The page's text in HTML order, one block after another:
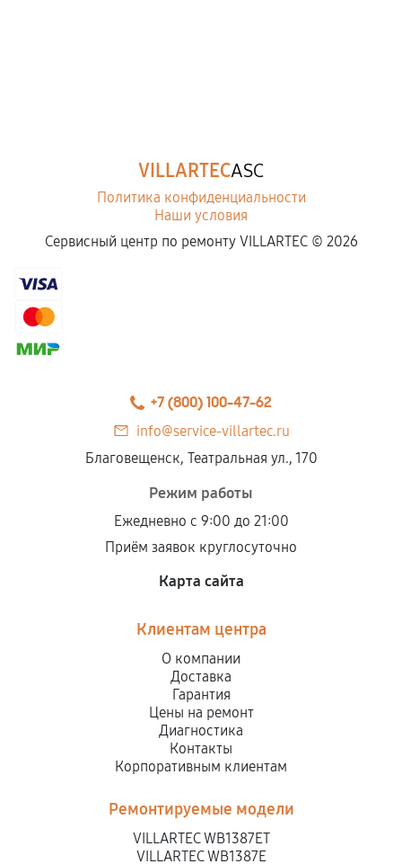
VILLARTECASC
Политика конфиденциальности
Наши условия
Сервисный центр по ремонту VILLARTEC © 2026
+7 (800) 100-47-62
info@service-villartec.ru
Благовещенск, Театральная ул., 170
Режим работы
Ежедневно с 9:00 до 21:00
Приём заявок круглосуточно
Карта сайта
Клиентам центра
О компании
Доставка
Гарантия
Цены на ремонт
Диагностика
Контакты
Корпоративным клиентам
Ремонтируемые модели
VILLARTEC WB1387ET
VILLARTEC WB1387E